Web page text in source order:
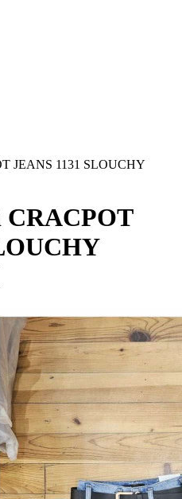
JEANS 1131 SLOUCHY
CRACPOT